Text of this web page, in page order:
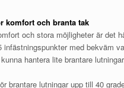
komfort och branta tak
och stora möjligheter är det
infästningspunkter med bekväm
hantera lite brantare
brantare lutningar upp till 40